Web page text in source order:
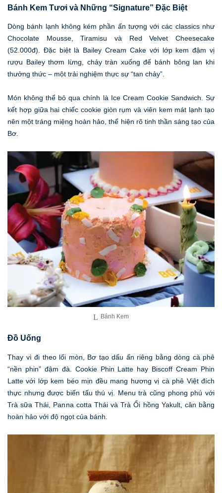
Bánh Kem Tươi và Những “Signature” Đặc Biệt
Dòng bánh lạnh không kém phần ấn tượng với các classics như
Chocolate Mousse, Tiramisu và Red Velvet Cheesecake
(52.000đ). Đặc biệt là Bailey Cream Cake với lớp kem đậm vị
rượu Bailey thơm lừng, chảy tràn xuống đế bánh bông lan khi
thưởng thức – một trải nghiệm thực sự “tan chảy”.
Món không thể bỏ qua chính là Ice Cream Cookie Sandwich. Sự
kết hợp giữa hai chiếc cookie giòn rụm và viên kem mát lạnh tạo
nên một tráng miệng hoàn hảo, thể hiện rõ tinh thần sáng tạo của
Bơ.
Bánh Kem
Đồ Uống
Thay vì đi theo lối mòn, Bơ tạo dấu ấn riêng bằng dòng cà phê
“nền phin” đậm đà. Cookie Phin Latte hay Biscoff Cream Phin
Latte với lớp kem béo mịn đều mang hương vị cà phê Việt đích
thực nhưng được biến tấu thú vị. Menu trà cũng phong phú với
Trà sữa Thái, Panna cotta Thái và Trà Ổi hồng Yakult, cân bằng
hoàn hảo với độ ngọt của bánh.